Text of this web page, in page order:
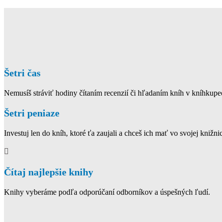
Šetri čas
Nemusíš stráviť hodiny čítaním recenzií či hľadaním kníh v
Šetri peniaze
Investuj len do kníh, ktoré ťa zaujali a chceš ich mať vo svojej
Čítaj najlepšie knihy
Knihy vyberáme podľa odporúčaní odborníkov a úspešných ľudí.